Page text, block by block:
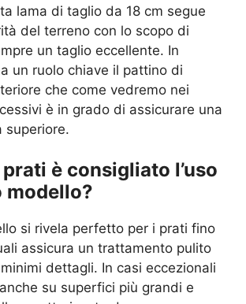
lama di taglio da 18 cm segue
del terreno con lo scopo di
un taglio eccellente. In
un ruolo chiave il pattino di
che come vedremo nei
è in grado di assicurare una
superiore.
è consigliato l’uso
modello?
si rivela perfetto per i prati fino
assicura un trattamento pulito
dettagli. In casi eccezionali
su superfici più grandi e